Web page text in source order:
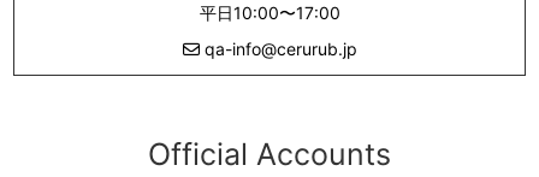
平日10:00〜17:00
qa-info@cerurub.jp
Official Accounts